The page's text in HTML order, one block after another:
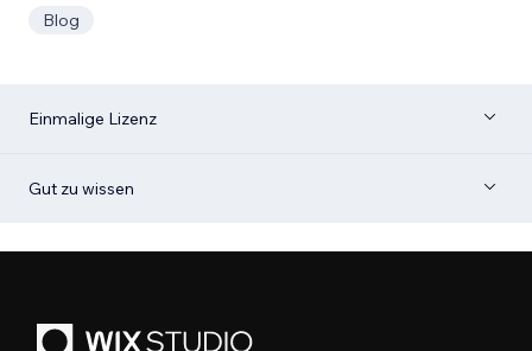
Blog
Einmalige Lizenz
Gut zu wissen